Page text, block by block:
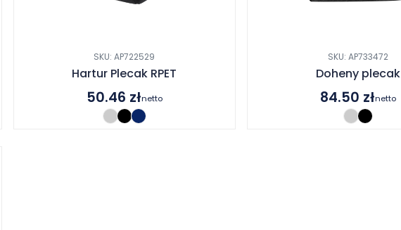
SKU: AP722529
Hartur Plecak RPET
50.46 złnetto
SKU: AP733472
Doheny plecak
84.50 złnetto